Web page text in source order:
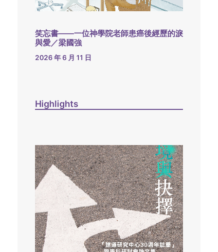
笑忘書——一位神學院老師患癌後經歷的淚
與愛／梁國強
2026 年 6 月 11 日
Highlights